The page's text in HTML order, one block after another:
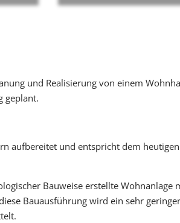
und Realisierung von einem
geplant.
aufbereitet und entspricht dem heutigen
Bauweise erstellte Wohnanlage
Bauausführung wird ein sehr geringer